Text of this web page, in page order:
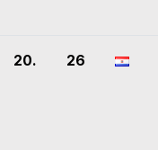
20. 26